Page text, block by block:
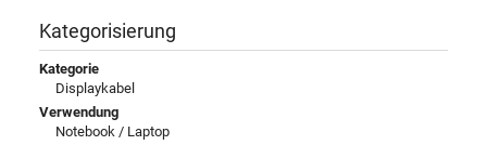
Kategorisierung
Kategorie
Displaykabel
Verwendung
Notebook / Laptop